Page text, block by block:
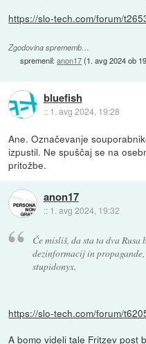
https://slo-tech.com/forum/
Zgodovina sprememb…
spremenil:anon17(1. avg 2024 ob
bluefish
:: 1. avg 2024, 19:28
Ane. Označevanje
izpustil. Ne spuščaj se na
pritožbe.
anon17
:: 1. avg 2024, 19:32
Če misliš, da sta ta dva
dezinformacij in
stupidonyx.
https://slo-tech.com/forum/
A bomo videli tale Fritzev post